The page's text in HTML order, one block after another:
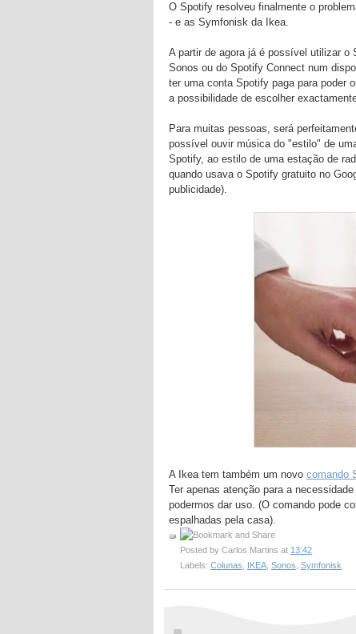
O Spotify resolveu finalmente o
- e as Symfonisk da Ikea.
A partir de agora já é possível utilizar o
Sonos ou do Spotify Connect num
ter uma conta Spotify paga para poder
a possibilidade de escolher
Para muitas pessoas, será
possível ouvir música do "estilo" de
Spotify, ao estilo de uma estação de
quando usava o Spotify gratuito no
publicidade).
A Ikea tem também um novo comando
Ter apenas atenção para a
podermos dar uso. (O comando pode
espalhadas pela casa).
Posted by Carlos Martins at 13:42
Labels: Colunas, IKEA, Sonos, Symfonisk